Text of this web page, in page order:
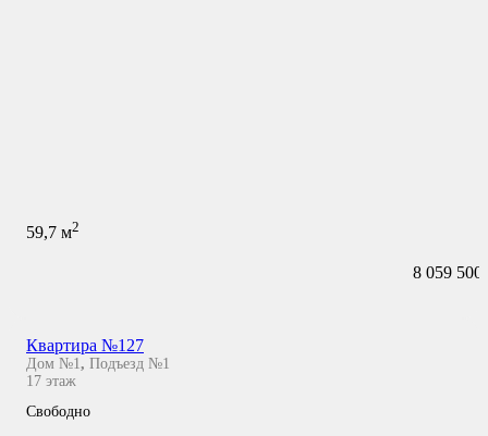
59,7 м2
8 059 500
Квартира №127
Дом №1 , Подъезд №1
17 этаж
Свободно